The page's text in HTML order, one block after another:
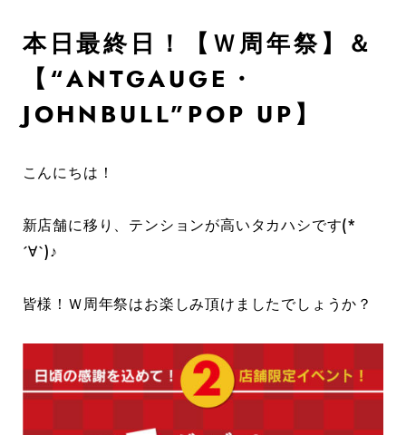
本日最終日！【Ｗ周年祭】＆
【“ANTGAUGE・
JOHNBULL”POP UP】
こんにちは！
新店舗に移り、テンションが高いタカハシです(*
´∀`)♪
皆様！Ｗ周年祭はお楽しみ頂けましたでしょうか？